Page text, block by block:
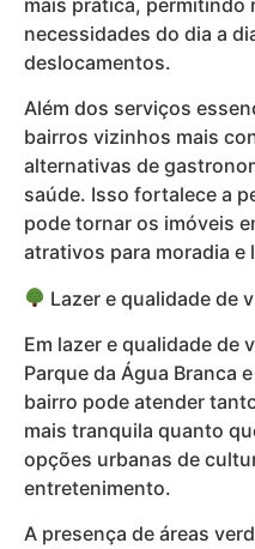
necessidades do dia a
deslocamentos.
Além dos serviços
bairros vizinhos mais
alternativas de
saúde. Isso fortalece a
pode tornar os imóveis
atrativos para moradia e
Lazer e qualidade de
Em lazer e qualidade de
Parque da Água Branca
bairro pode atender
mais tranquila quanto
opções urbanas de
entretenimento.
A presença de áreas